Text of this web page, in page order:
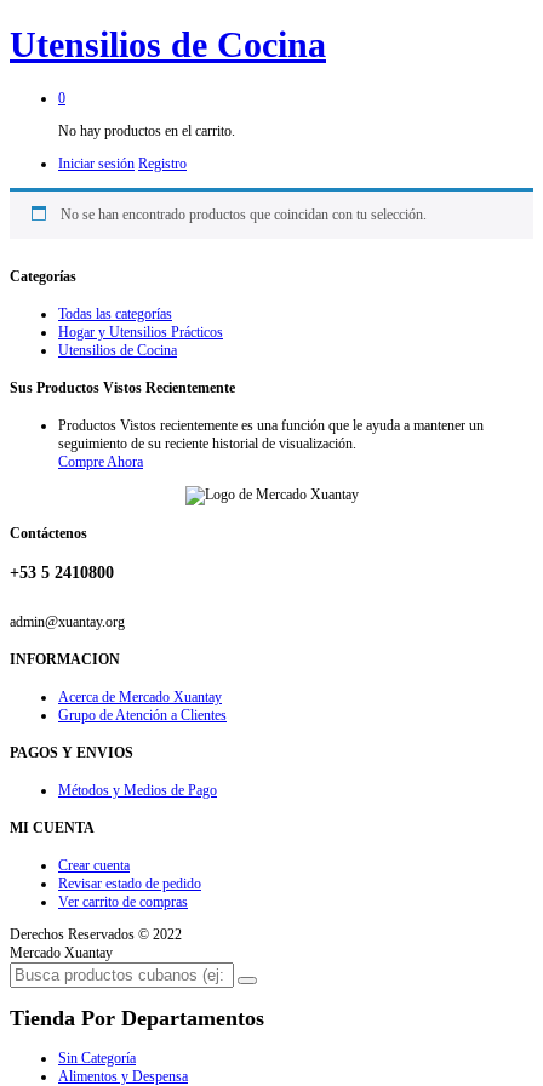
Utensilios de Cocina
0
No hay productos en el carrito.
Iniciar sesión Registro
No se han encontrado productos que coincidan con tu selección.
Categorías
Todas las categorías
Hogar y Utensilios Prácticos
Utensilios de Cocina
Sus Productos Vistos Recientemente
Productos Vistos recientemente es una función que le ayuda a mantener un
seguimiento de su reciente historial de visualización.
Compre Ahora
Contáctenos
+53 5 2410800
admin@xuantay.org
INFORMACION
Acerca de Mercado Xuantay
Grupo de Atención a Clientes
PAGOS Y ENVIOS
Métodos y Medios de Pago
MI CUENTA
Crear cuenta
Revisar estado de pedido
Ver carrito de compras
Derechos Reservados © 2022
Mercado Xuantay
Tienda Por Departamentos
Sin Categoría
Alimentos y Despensa